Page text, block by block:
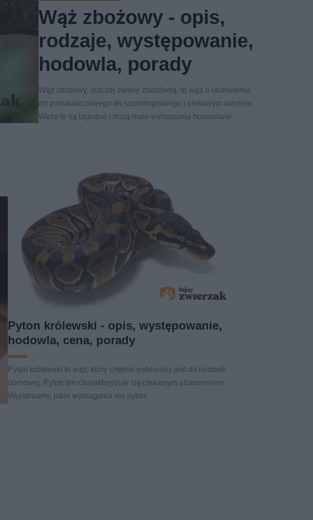
Wąż zbożowy - opis,
rodzaje, występowanie,
hodowla, porady
Wąż zbożowy, inaczej zwany zbożówką, to wąż o ubarwieniu
od pomarańczowego do szarobrązowego i ciekawym wzorem.
Węże te są łagodne i mają małe wymagania hodowlane.
Pyton królewski - opis, występowanie,
hodowla, cena, porady
Pyton królewski to wąż, który chętnie wybierany jest do hodowli
domowej. Pyton ten charakteryzuje się ciekawym ubarwieniem.
Wyjaśniamy, jakie wymagania ma pyton.